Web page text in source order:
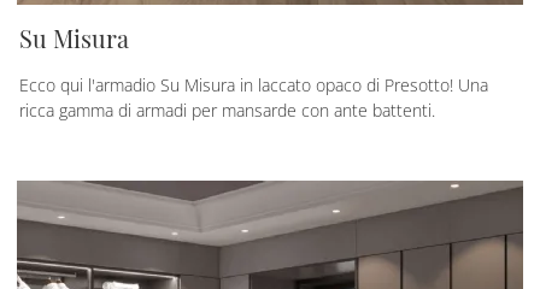
Su Misura
Ecco qui l'armadio Su Misura in laccato opaco di Presotto! Una
ricca gamma di armadi per mansarde con ante battenti.